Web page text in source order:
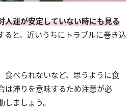
人運が安定していない時にも見る
ると、近いうちにトラブルに巻き込
食べられないなど、思うように食
は滞りを意味するため注意が必
ましょう。